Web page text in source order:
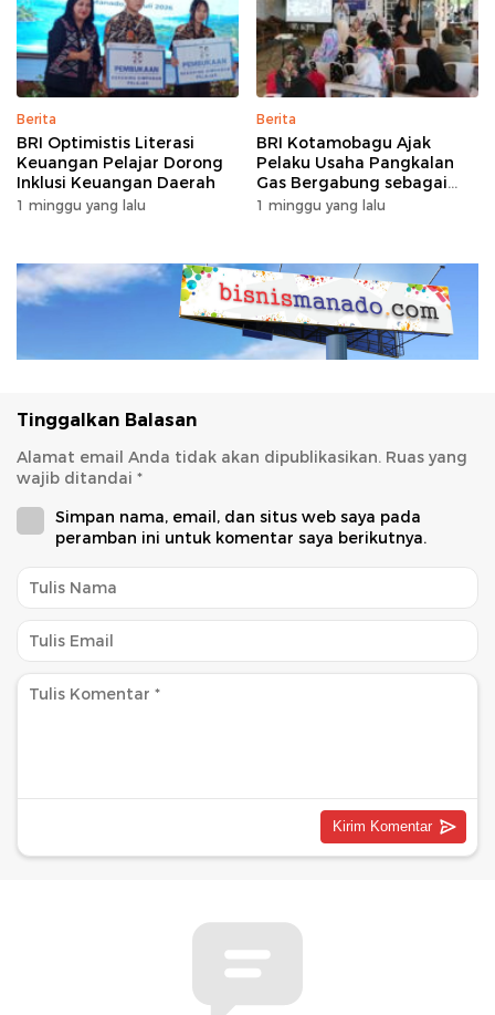
Berita
BRI Optimistis Literasi
Keuangan Pelajar Dorong
Inklusi Keuangan Daerah
1 minggu yang lalu
Berita
BRI Kotamobagu Ajak
Pelaku Usaha Pangkalan
Gas Bergabung sebagai
Agen BRILink
1 minggu yang lalu
Tinggalkan Balasan
Alamat email Anda tidak akan dipublikasikan. Ruas yang
wajib ditandai *
Simpan nama, email, dan situs web saya pada
peramban ini untuk komentar saya berikutnya.